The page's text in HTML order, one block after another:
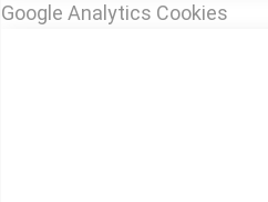
Google Analytics Cookies